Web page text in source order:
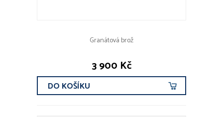
Granátová brož
3 900 Kč
DO KOŠÍKU